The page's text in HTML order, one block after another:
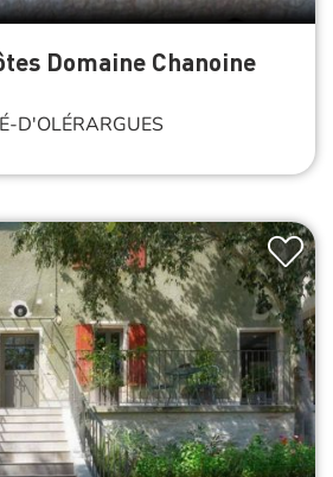
Domaine Chanoine
D'OLÉRARGUES